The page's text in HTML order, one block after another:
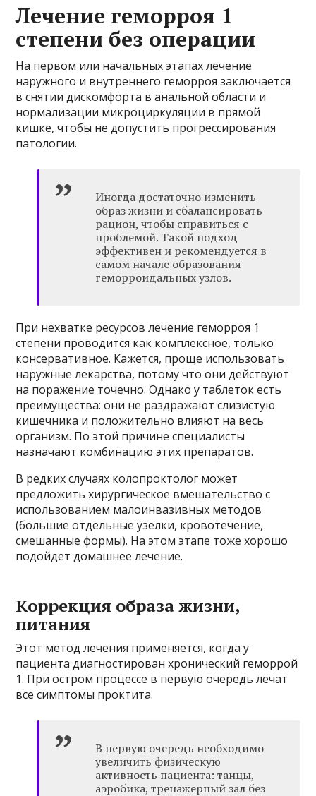
Лечение геморроя 1
степени без операции
На первом или начальных этапах лечение
наружного и внутреннего геморроя заключается
в снятии дискомфорта в анальной области и
нормализации микроциркуляции в прямой
кишке, чтобы не допустить прогрессирования
патологии.
Иногда достаточно изменить
образ жизни и сбалансировать
рацион, чтобы справиться с
проблемой. Такой подход
эффективен и рекомендуется в
самом начале образования
геморроидальных узлов.
При нехватке ресурсов лечение геморроя 1
степени проводится как комплексное, только
консервативное. Кажется, проще использовать
наружные лекарства, потому что они действуют
на поражение точечно. Однако у таблеток есть
преимущества: они не раздражают слизистую
кишечника и положительно влияют на весь
организм. По этой причине специалисты
назначают комбинацию этих препаратов.
В редких случаях колопроктолог может
предложить хирургическое вмешательство с
использованием малоинвазивных методов
(большие отдельные узелки, кровотечение,
смешанные формы). На этом этапе тоже хорошо
подойдет домашнее лечение.
Коррекция образа жизни,
питания
Этот метод лечения применяется, когда у
пациента диагностирован хронический геморрой
1. При остром процессе в первую очередь лечат
все симптомы проктита.
В первую очередь необходимо
увеличить физическую
активность пациента: танцы,
аэробика, тренажерный зал без